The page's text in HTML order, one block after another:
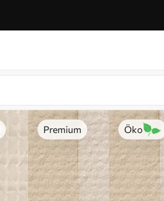
Premium Öko